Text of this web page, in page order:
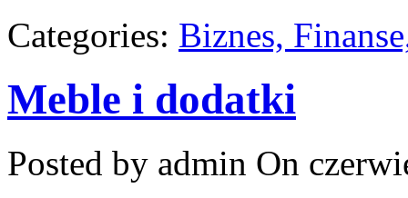
Categories: Biznes,
Meble i dodatki
Posted by admin On